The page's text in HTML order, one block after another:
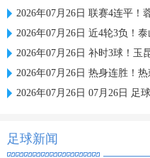
2026年07月26日 联赛4连平！蓉城连追
2026年07月26日 近4轮3负！泰山1-2
2026年07月26日 补时3球！玉昆4-3新
2026年07月26日 热身连胜！热刺2-0奥
2026年07月26日 07月26日 足
足球新闻